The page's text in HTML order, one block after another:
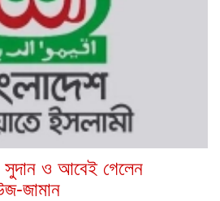
সুদান ও আবেই গেলেন
জামান